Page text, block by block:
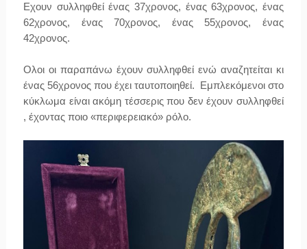
Εχουν συλληφθεί ένας 37χρονος, ένας 63χρονος, ένας
62χρονος, ένας 70χρονος, ένας 55χρονος, ένας
42χρονος.
Ολοι οι παραπάνω έχουν συλληφθεί ενώ αναζητείται κι
ένας 56χρονος που έχει ταυτοποιηθεί. Εμπλεκόμενοι στο
κύκλωμα είναι ακόμη τέσσερις που δεν έχουν συλληφθεί
, έχοντας ποιο «περιφερειακό» ρόλο.